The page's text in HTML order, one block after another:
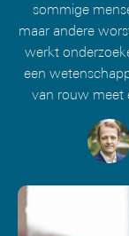
sommige
maar andere
werkt
een
van rouw meet